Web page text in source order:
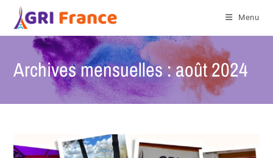
Menu
Archives mensuelles : août 2024